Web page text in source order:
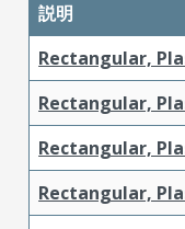
説明
Rectangular,
Rectangular,
Rectangular,
Rectangular,